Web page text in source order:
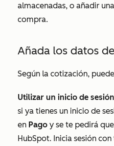
almacenadas, o añadir
compra.
Añada los datos
Según la cotización,
Utilizar un inicio de
si ya tienes un inicio de
en Pago y se te pedirá
HubSpot. Inicia sesión con